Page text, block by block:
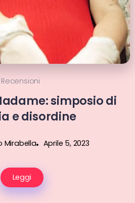
Recensioni
simposio di
e disordine
Mirabella Aprile 5, 2023
Leggi